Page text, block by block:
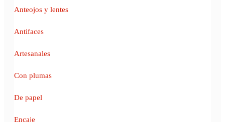
Anteojos y lentes
Antifaces
Artesanales
Con plumas
De papel
Encaje